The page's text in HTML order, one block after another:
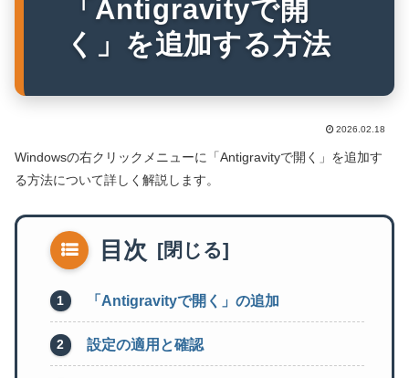
「Antigravityで開
く」を追加する方法
2026.02.18
Windowsの右クリックメニューに「Antigravityで開く」を追加す
る方法について詳しく解説します。
目次
「Antigravityで開く」の追加
設定の適用と確認